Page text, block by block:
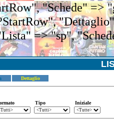
"Schede" =>
=> "sp",
Dettaglio
Tipo Iniziale